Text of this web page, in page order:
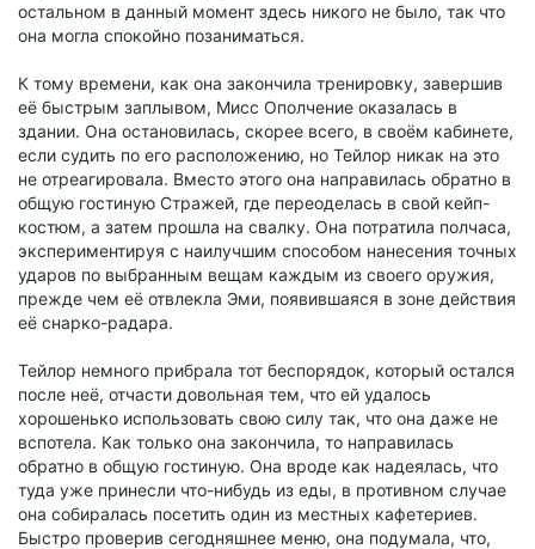
остальном в данный момент здесь никого не было, так что
она могла спокойно позаниматься.
К тому времени, как она закончила тренировку, завершив
её быстрым заплывом, Мисс Ополчение оказалась в
здании. Она остановилась, скорее всего, в своём кабинете,
если судить по его расположению, но Тейлор никак на это
не отреагировала. Вместо этого она направилась обратно в
общую гостиную Стражей, где переоделась в свой кейп-
костюм, а затем прошла на свалку. Она потратила полчаса,
экспериментируя с наилучшим способом нанесения точных
ударов по выбранным вещам каждым из своего оружия,
прежде чем её отвлекла Эми, появившаяся в зоне действия
её снарко-радара.
Тейлор немного прибрала тот беспорядок, который остался
после неё, отчасти довольная тем, что ей удалось
хорошенько использовать свою силу так, что она даже не
вспотела. Как только она закончила, то направилась
обратно в общую гостиную. Она вроде как надеялась, что
туда уже принесли что-нибудь из еды, в противном случае
она собиралась посетить один из местных кафетериев.
Быстро проверив сегодняшнее меню, она подумала, что,